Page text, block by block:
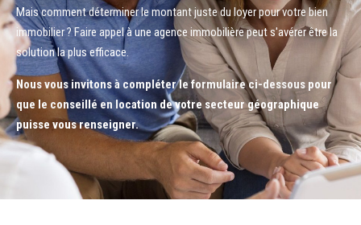
Estimer
Nos agences
Recherche par ville
Recrutement
Mais comment déterminer le montant juste du loyer pour votre bien
immobilier ? Faire appel à une agence immobilière peut s'avérer être la
solution la plus efficace.
Nous vous invitons à compléter le formulaire ci-dessous pour
que le conseillé en location de votre secteur géographique
puisse vous renseigner.